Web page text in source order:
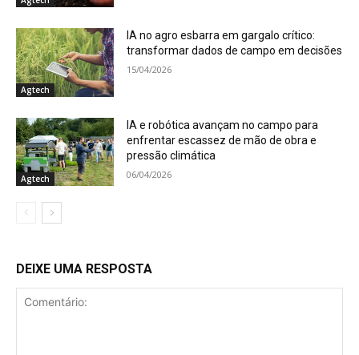
Agtech
IA no agro esbarra em gargalo crítico:
transformar dados de campo em decisões
15/04/2026
Agtech
IA e robótica avançam no campo para
enfrentar escassez de mão de obra e
pressão climática
06/04/2026
DEIXE UMA RESPOSTA